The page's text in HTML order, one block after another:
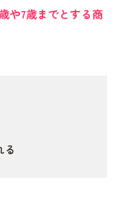
や7歳までとする商
る